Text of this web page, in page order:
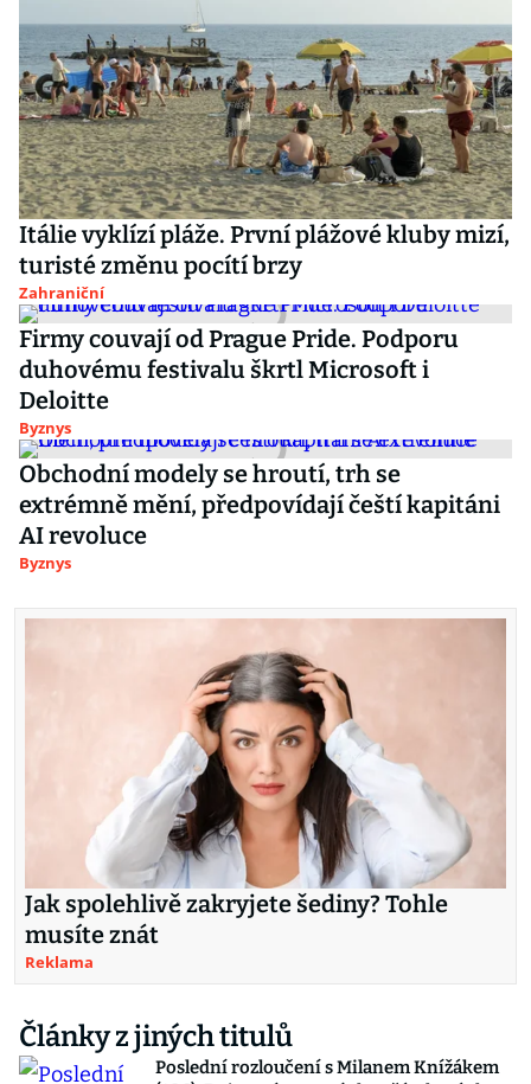
Itálie vyklízí pláže. První plážové kluby mizí,
turisté změnu pocítí brzy
Zahraniční
Firmy couvají od Prague Pride. Podporu
duhovému festivalu škrtl Microsoft i
Deloitte
Byznys
Obchodní modely se hroutí, trh se
extrémně mění, předpovídají čeští kapitáni
AI revoluce
Byznys
Jak spolehlivě zakryjete šediny? Tohle
musíte znát
Reklama
Články z jiných titulů
Poslední rozloučení s Milanem Knížákem